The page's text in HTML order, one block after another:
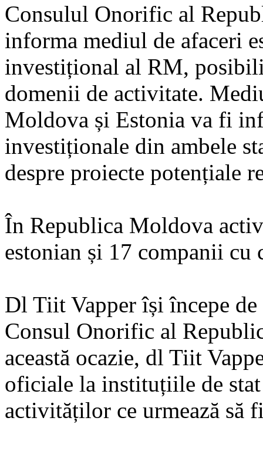
Consulul Onorific al
informa mediul de afaceri
investițional al RM,
domenii de activitate.
Moldova și Estonia va fi
investiționale din ambele
despre proiecte potențiale
În Republica Moldova
estonian și 17 companii
Dl Tiit Vapper își începe
Consul Onorific al
această ocazie, dl Tiit
oficiale la instituțiile de
activităților ce urmează să